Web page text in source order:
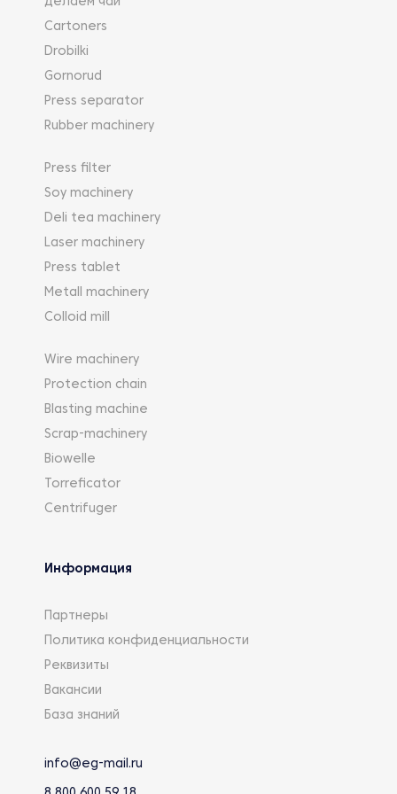
Клещи точечной сварки управляются электронным
Cartoners
Drobilki
Gornorud
Press separator
Rubber machinery
Press filter
Soy machinery
Deli tea machinery
Laser machinery
Press tablet
Metall machinery
Colloid mill
Wire machinery
Protection chain
Blasting machine
Scrap-machinery
Biowelle
Torreficator
Centrifuger
Информация
Партнеры
Политика конфиденциальности
Реквизиты
Вакансии
База знаний
info@eg-mail.ru